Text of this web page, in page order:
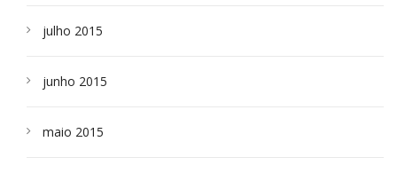
julho 2015
junho 2015
maio 2015